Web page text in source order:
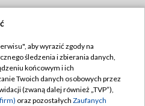
TVP
TVP
prywatności
aby wyrazić zgody na
śledzenia i zbierania danych,
końcowym i ich
Twoich danych osobowych przez
(zwaną dalej również „TVP”),
oraz pozostałych Zaufanych